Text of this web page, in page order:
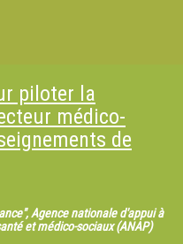
piloter la
médico-
de
Agence nationale d'appui à
et médico-sociaux (ANAP)